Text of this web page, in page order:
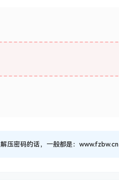
压密码的话，一般都是：www.fzbw.cn